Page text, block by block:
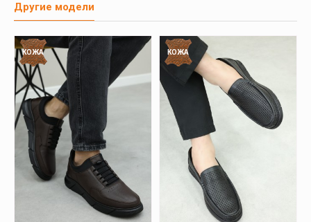
Другие модели
КОЖА КОЖА